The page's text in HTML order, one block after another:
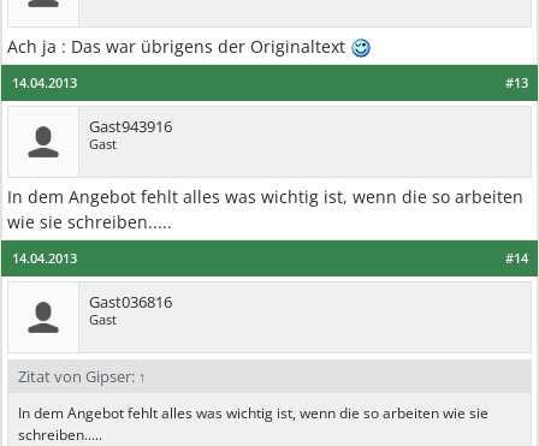
Ach ja : Das war übrigens der Originaltext
#13
14.04.2013
Gast943916
Gast
In dem Angebot fehlt alles was wichtig ist, wenn die so arbeiten
wie sie schreiben.....
#14
14.04.2013
Gast036816
Gast
Zitat von Gipser: ↑
In dem Angebot fehlt alles was wichtig ist, wenn die so arbeiten wie sie
schreiben.....